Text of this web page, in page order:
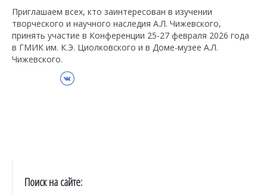
Приглашаем всех, кто заинтересован в изучении
творческого и научного наследия А.Л. Чижевского,
принять участие в Конференции 25-27 февраля 2026 года
в ГМИК им. К.Э. Циолковского и в Доме-музее А.Л.
Чижевского.
ВКонтакте
Поиск на сайте: